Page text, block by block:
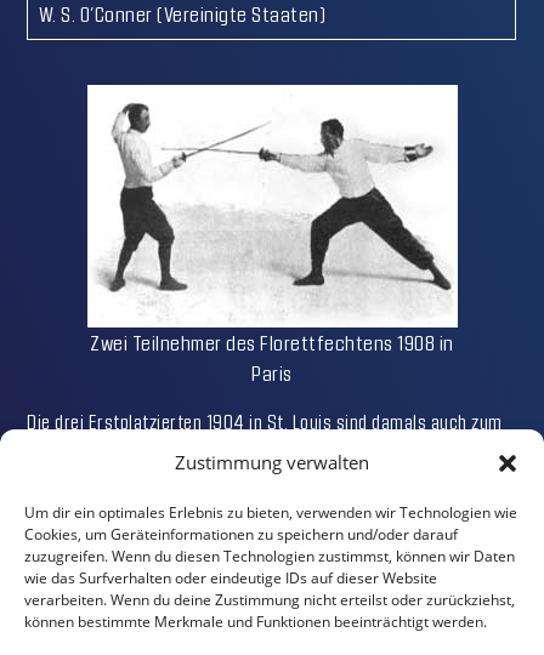
Zustimmung verwalten
Um dir ein optimales Erlebnis zu bieten, verwenden wir Technologien wie
Cookies, um Geräteinformationen zu speichern und/oder darauf
zuzugreifen. Wenn du diesen Technologien zustimmst, können wir Daten
wie das Surfverhalten oder eindeutige IDs auf dieser Website
verarbeiten. Wenn du deine Zustimmung nicht erteilst oder zurückziehst,
können bestimmte Merkmale und Funktionen beeinträchtigt werden.
W. S. O’Conner (Vereinigte Staaten)
Zwei Teilnehmer des Florettfechtens 1908 in
Paris
Die drei Erstplatzierten 1904 in St. Louis sind damals auch zum
Stockfechten A. v. Zo Post aber auch eine Gold-, eine Silber- und
zwei Bronzemedaillen in anderen Fechtdisziplinen erlangen.
Insgesamt waren die Kubaner damals beim Fechten 1904 die
erfolgreichsten Teilnehmer.